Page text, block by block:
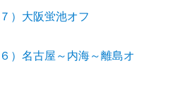
）大阪蛍池オフ
）名古屋～内海～離島オ